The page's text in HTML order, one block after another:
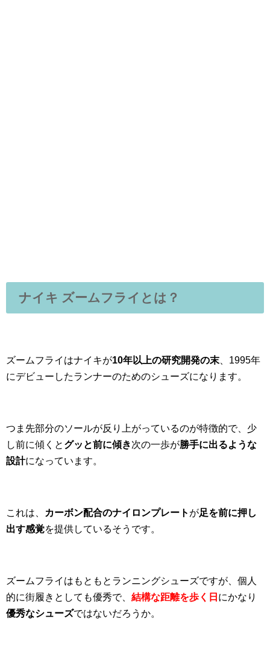
ナイキ ズームフライとは？
ズームフライはナイキが10年以上の研究開発の末 、1995年
にデビューしたランナーのためのシューズになります。
つま先部分のソールが反り上がっているのが特徴的で、少
し前に傾くと グッと前に傾き次の一歩が勝手に出るような
設計になっています。
これは、 カーボン配合のナイロンプレート が足を前に押し
出す感覚を提供しているそうです。
ズームフライはもともとランニングシューズですが、個人
的に街履きとしても優秀で、 結構な距離を歩く日 にかなり
優秀なシューズではないだろうか。